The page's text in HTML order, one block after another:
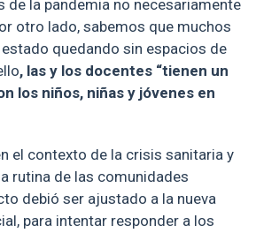
de la pandemia no necesariamente
otro lado, sabemos que muchos
quedando sin espacios de
, las y los docentes “tienen un
los niños, niñas y jóvenes en
el contexto de la crisis sanitaria y
rutina de las comunidades
debió ser ajustado a la nueva
para intentar responder a los